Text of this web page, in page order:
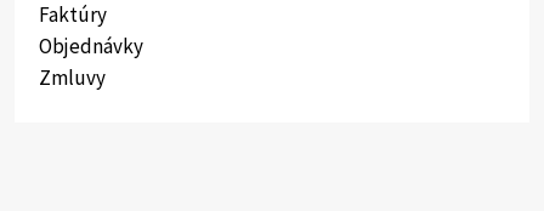
Faktúry
Objednávky
Zmluvy